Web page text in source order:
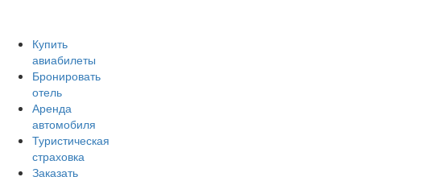
Купить
авиабилеты
Бронировать
отель
Аренда
автомобиля
Туристическая
страховка
Заказать